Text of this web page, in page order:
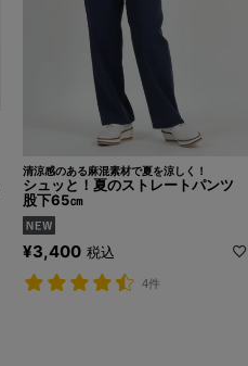
清涼感のある麻混素材で夏を涼しく！
シュッと！夏のストレートパンツ
股下65㎝
¥3,400 税込
4件